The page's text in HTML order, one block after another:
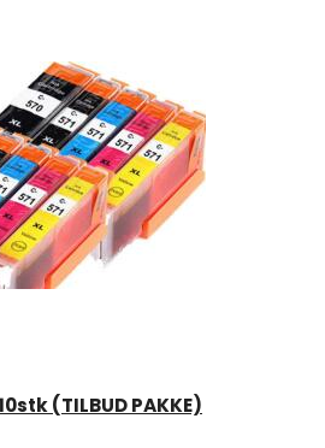
(TILBUD PAKKE)